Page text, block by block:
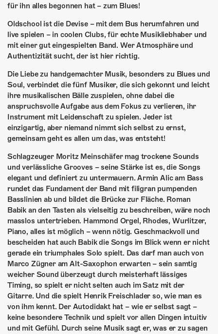
für ihn alles begonnen hat – zum Blues!
Oldschool ist die Devise – mit dem Bus herumfahren und
live spielen – in coolen Clubs, für echte Musikliebhaber und
mit einer gut eingespielten Band. Wer Atmosphäre und
Authentizität sucht, der ist hier richtig.
Die Liebe zu handgemachter Musik, besonders zu Blues und
Soul, verbindet die fünf Musiker, die sich gekonnt und leicht
ihre musikalischen Bälle zuspielen, ohne dabei die
anspruchsvolle Aufgabe aus dem Fokus zu verlieren, ihr
Instrument mit Leidenschaft zu spielen. Jeder ist
einzigartig, aber niemand nimmt sich selbst zu ernst,
gemeinsam geht es allen um das, was entsteht!
Schlagzeuger Moritz Meinschäfer mag trockene Sounds
und verlässliche Grooves – seine Stärke ist es, die Songs
elegant und definiert zu untermauern. Armin Alic am Bass
rundet das Fundament der Band mit filigran pumpenden
Basslinien ab und bildet die Brücke zur Fläche. Roman
Babik an den Tasten als vielseitig zu beschreiben, wäre noch
masslos untertrieben. Hammond Orgel, Rhodes, Wurlitzer,
Piano, alles ist möglich – wenn nötig. Geschmackvoll und
bescheiden hat auch Babik die Songs im Blick wenn er nicht
gerade ein triumphales Solo spielt. Das darf man auch von
Marco Zügner am Alt-Saxophon erwarten – sein samtig
weicher Sound überzeugt durch meisterhaft lässiges
Timing, so spielt er nicht selten auch im Satz mit der
Gitarre. Und die spielt Henrik Freischlader so, wie man es
von ihm kennt. Der Autodidakt hat – wie er selbst sagt –
keine besondere Technik und spielt vor allen Dingen intuitiv
und mit Gefühl. Durch seine Musik sagt er, was er zu sagen